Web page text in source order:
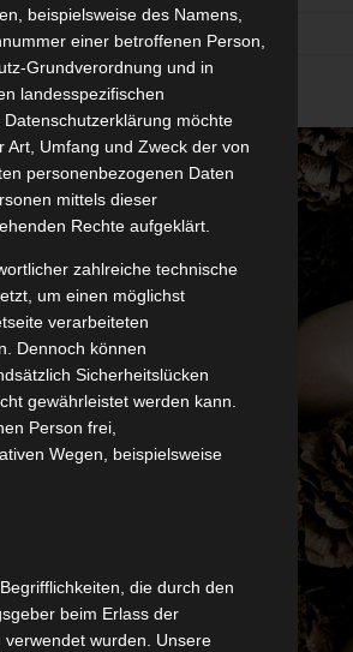
beispielsweise des Namens,
einer betroffenen Person,
Grundverordnung und in
landesspezifischen
möchte
Umfang und Zweck der von
personenbezogenen Daten
mittels dieser
Rechte aufgeklärt.
zahlreiche technische
um einen möglichst
verarbeiteten
Dennoch können
Sicherheitslücken
gewährleistet werden kann.
Person frei,
Wegen, beispielsweise
die durch den
beim Erlass der
wurden. Unsere